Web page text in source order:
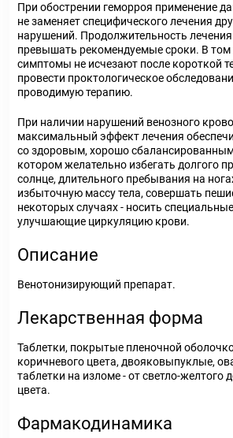
При обострении геморроя применение
не заменяет специфического лечения
нарушений. Продолжительность
превышать рекомендуемые сроки. В том
симптомы не исчезают после короткой
провести проктологическое
проводимую терапию.
При наличии нарушений венозного
максимальный эффект лечения
со здоровым, хорошо
котором желательно избегать долгого
солнце, длительного пребывания на
избыточную массу тела, совершать
некоторых случаях - носить
улучшающие циркуляцию крови.
Описание
Венотонизирующий препарат.
Лекарственная форма
Таблетки, покрытые пленочной
коричневого цвета, двояковыпуклые,
таблетки на изломе - от светло-желтого
цвета.
Фармакодинамика